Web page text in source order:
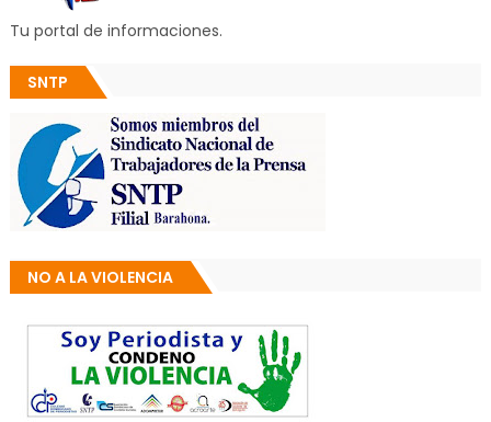
Tu portal de informaciones.
SNTP
NO A LA VIOLENCIA